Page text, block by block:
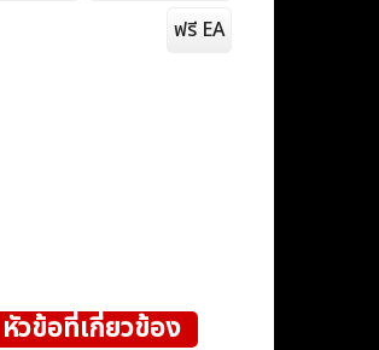
ฟรี EA
หัวข้อที่เกี่ยวข้อง